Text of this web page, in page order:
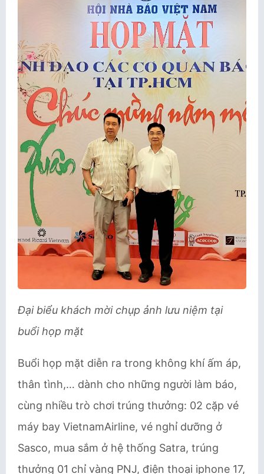
Đại biểu khách mời chụp ảnh lưu niệm tại
buổi họp mặt
Buổi họp mặt diễn ra trong không khí ấm áp,
thân tình,… dành cho những người làm báo,
cùng nhiều trò chơi trúng thưởng: 02 cặp vé
máy bay VietnamAirline, vé nghỉ dưỡng ở
Sasco, mua sắm ở hệ thống Satra, trúng
thưởng 01 chỉ vàng PNJ, điện thoại iphone 17,